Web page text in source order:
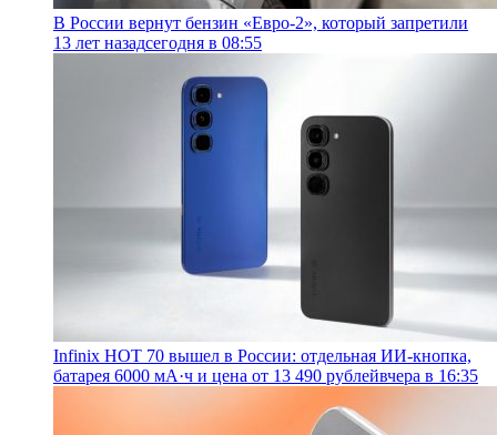
В России вернут бензин «Евро-2», который запретили
13 лет назадсегодня в 08:55
Infinix HOT 70 вышел в России: отдельная ИИ-кнопка,
батарея 6000 мА·ч и цена от 13 490 рублейвчера в 16:35